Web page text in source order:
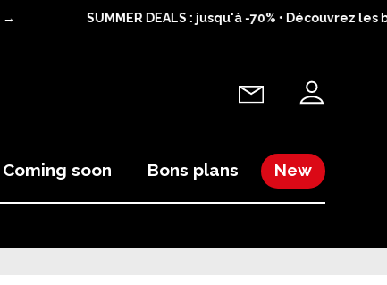
SUMMER DEALS : jusqu'à -70% • Découvrez les
New
Bons plans
Coming soon